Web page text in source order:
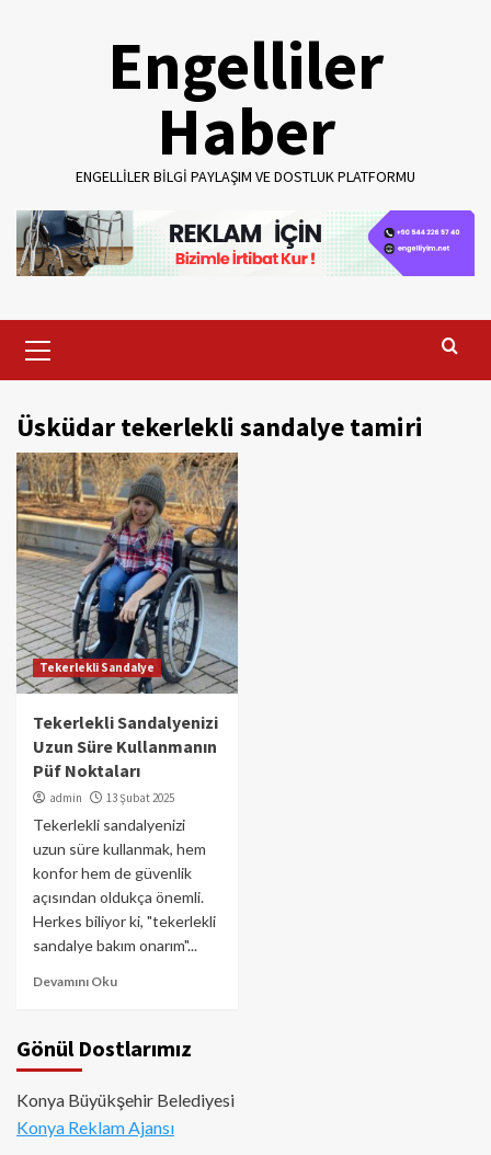
Engelliler
Haber
ENGELLILER BILGI PAYLAŞIM VE DOSTLUK PLATFORMU
Menu
Üsküdar tekerlekli sandalye tamiri
Tekerlekli Sandalye
Tekerlekli Sandalyenizi
Uzun Süre Kullanmanın
Püf Noktaları
admin 13 Şubat 2025
Tekerlekli sandalyenizi
uzun süre kullanmak, hem
konfor hem de güvenlik
açısından oldukça önemli.
Herkes biliyor ki, "tekerlekli
sandalye bakım onarım"...
Devamını Oku
Gönül Dostlarımız
Konya Büyükşehir Belediyesi
Konya Reklam Ajansı